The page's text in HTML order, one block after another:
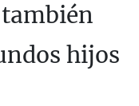
hijos